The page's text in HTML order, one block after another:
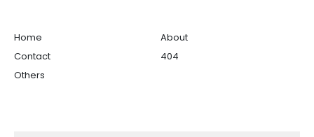
Home
About
Contact
404
Others